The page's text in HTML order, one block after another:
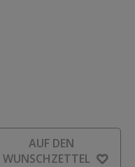
AUF DEN
WUNSCHZETTEL